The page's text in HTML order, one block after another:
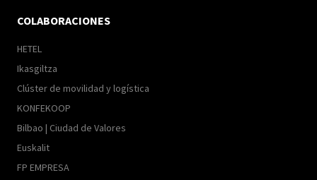
COLABORACIONES
HETEL
Ikasgiltza
Clúster de movilidad y logística
KONFEKOOP
Bilbao | Ciudad de Valores
Euskalit
FP EMPRESA